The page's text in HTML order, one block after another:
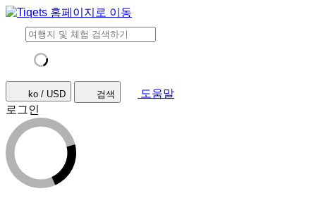
ko / USD 검색
도움말
로그인